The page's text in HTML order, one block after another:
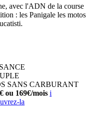
avec l'ADN de la course
: les Panigale les motos
SANS CARBURANT
ou 169€/mois i
la